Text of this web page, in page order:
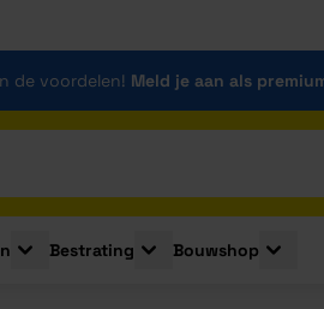
de voordelen! Meld je aan als
for Gevelbekleding
Toggle submenu for Deuren
Bestrating
Toggle submenu for
Bouwshop